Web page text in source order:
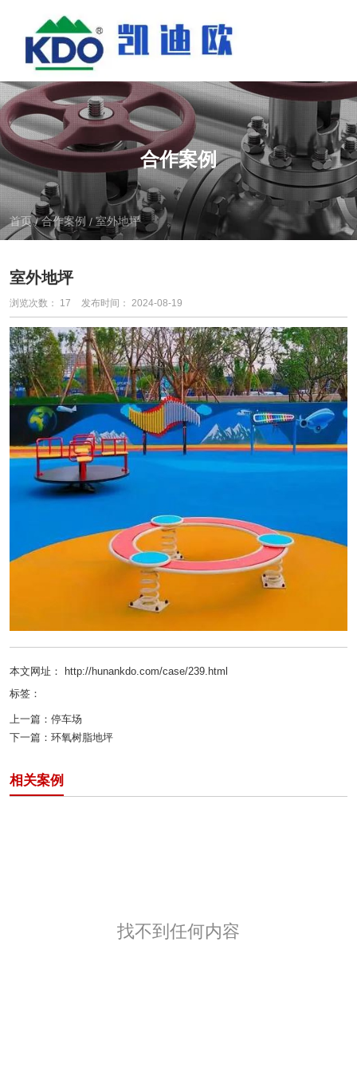
合作案例
首页/合作案例 /室外地坪
室外地坪
浏览次数： 17 发布时间： 2024-08-19
本文网址： http://hunankdo.com/case/239.html
标签：
上一篇： 停车场
下一篇： 环氧树脂地坪
相关案例
找不到任何内容